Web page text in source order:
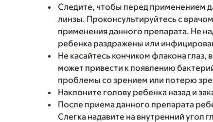
Следите, чтобы перед применением
линзы. Проконсультируйтесь с
применения данного препарата. Не
ребенка раздражены или
Не касайтесь кончиком флакона глаз,
может привести к появлению
проблемы со зрением или потерю
Наклоните голову ребенка назад и
После приема данного препарата
Слегка надавите на внутренний угол